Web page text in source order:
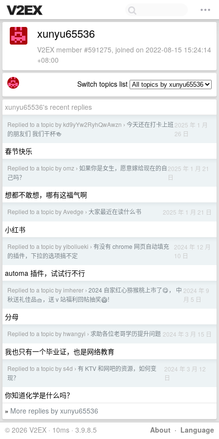
xunyu65536
V2EX member #591275, joined on 2022-08-15 15:24:14
+08:00
Switch topics list
xunyu65536's recent replies
Replied to a topic by kd9yYw2RyhQwAwzn › 今天还在打卡上班
的朋友们 我们干杯🍻
2025 年 1 月
26 日
春节快乐
Replied to a topic by omz › 如果你是女生，愿意嫁给现在的自
己吗？
2025 年 1 月 21
日
想都不敢想，哪有这福气啊
Replied to a topic by Avedge › 大家最近在读什么书 2025 年 1 月 21 日
小红书
Replied to a topic by yiboliueki › 有没有 chrome 网页自动填充
的插件，下拉的选项搞不定
2024 年 12 月
10 日
automa 插件，试试行不行
Replied to a topic by imherer › 2024 自家红心猕猴桃上市了😋， 中
秋送礼佳品🧺，送 v 站福利回帖抽奖🥝！
2024 年 9
月 5 日
分母
Replied to a topic by hwangyi › 求助各位老哥学历提升问题 2024 年 3 月 15 日
我也只有一个毕业证，也是网络教育
Replied to a topic by s4d › 有 KTV 和网吧的资源，如何变
现？
2024 年 3 月 12
日
你知道化学是什么吗？
» More replies by xunyu65536
About · Language
© 2026 V2EX · 10ms · 3.9.8.5